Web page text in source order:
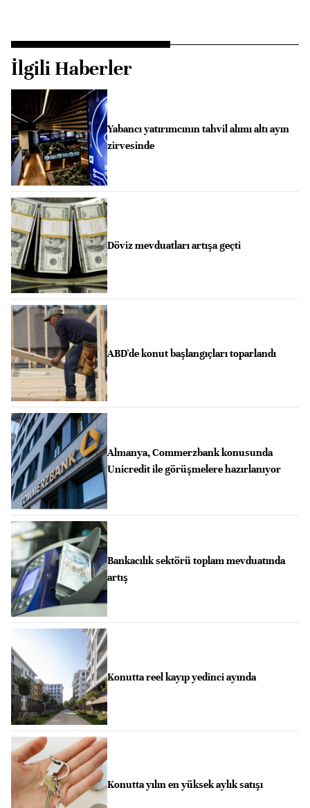
İlgili Haberler
Yabancı yatırımcının tahvil alımı altı ayın
zirvesinde
Döviz mevduatları artışa geçti
ABD'de konut başlangıçları toparlandı
Almanya, Commerzbank konusunda
Unicredit ile görüşmelere hazırlanıyor
Bankacılık sektörü toplam mevduatında
artış
Konutta reel kayıp yedinci ayında
Konutta yılın en yüksek aylık satışı